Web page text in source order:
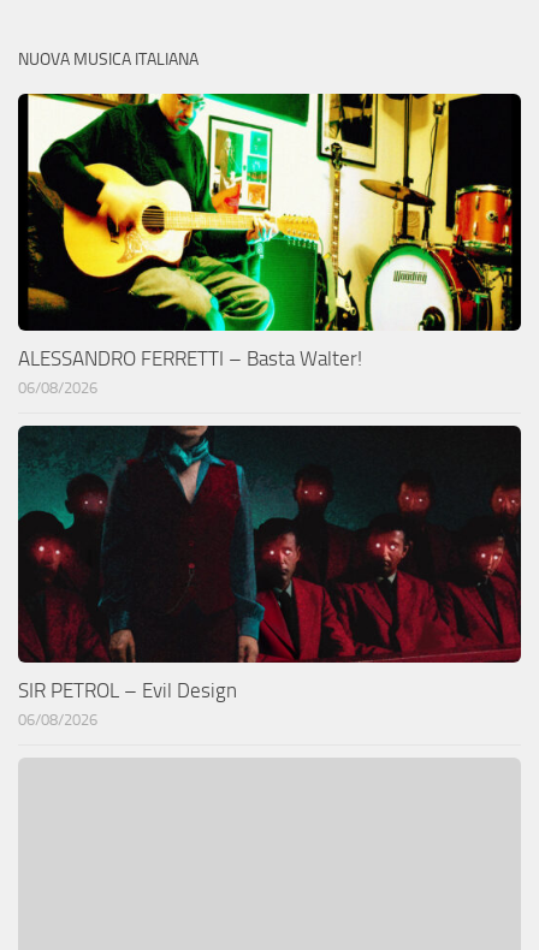
NUOVA MUSICA ITALIANA
ALESSANDRO FERRETTI – Basta Walter!
06/08/2026
SIR PETROL – Evil Design
06/08/2026